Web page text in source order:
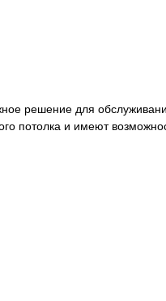
решение для
потолка и имеют